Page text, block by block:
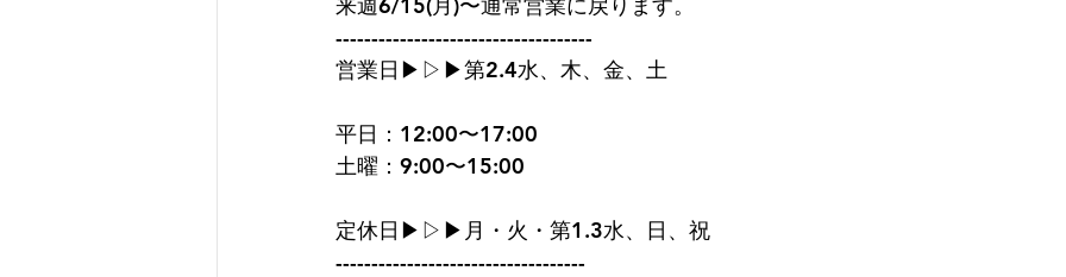
------------------------------------
営業日▶︎▷▶︎第2.4水、木、金、土
平日：12:00〜17:00
土曜：9:00〜15:00
定休日▶︎▷▶︎月・火・第1.3水、日、祝
-----------------------------------